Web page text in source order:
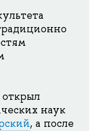
наук
, а после